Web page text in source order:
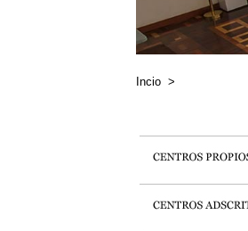
Incio >